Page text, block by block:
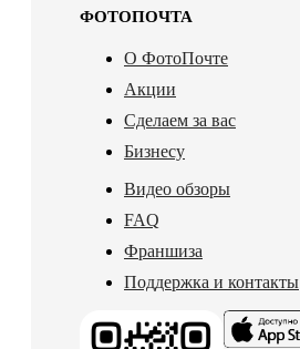
ФОТОПОЧТА
О ФотоПочте
Акции
Сделаем за вас
Бизнесу
Видео обзоры
FAQ
Франшиза
Поддержка и контакты